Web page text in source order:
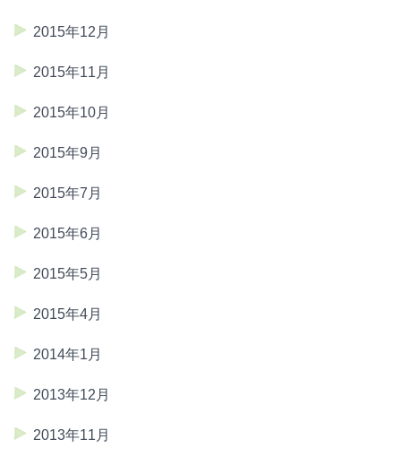
2015年12月
2015年11月
2015年10月
2015年9月
2015年7月
2015年6月
2015年5月
2015年4月
2014年1月
2013年12月
2013年11月